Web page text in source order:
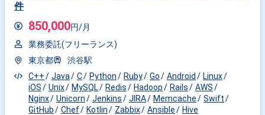
件
850,000円/月
業務委託(フリーランス)
東京都
渋谷駅
C++
Java C Python Ruby Go Android
Linux
iOS
Unix MySQL Redis Hadoop Rails
AWS
Nginx
Unicorn Jenkins JIRA Memcache
Swift
GitHub
Chef Kotlin Zabbix Ansible
Hive